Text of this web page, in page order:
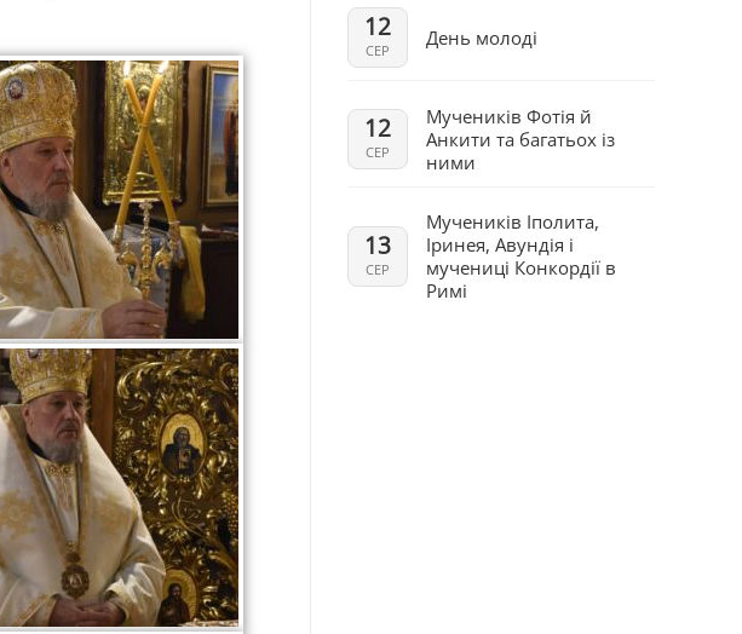
12
СЕР
День молоді
12
СЕР
Мучеників Фотія й
Анкити та багатьох із
ними
13
СЕР
Мучеників Іполита,
Іринея, Авундія і
мучениці Конкордії в
Римі